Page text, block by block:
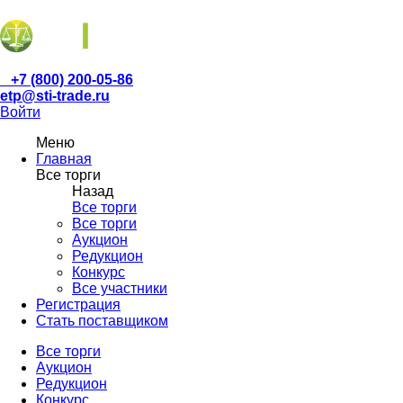
+7 (800) 200-05-86
etp@sti-trade.ru
Войти
Меню
Главная
Все торги
Назад
Все торги
Все торги
Аукцион
Редукцион
Конкурс
Все участники
Регистрация
Стать поставщиком
Все торги
Аукцион
Редукцион
Конкурс